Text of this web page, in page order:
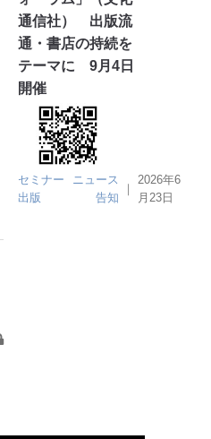
通信社） 出版流
通・書店の持続を
テーマに 9月4日
開催
セミナー
ニュース
出版
告知
｜
2026年6
月23日